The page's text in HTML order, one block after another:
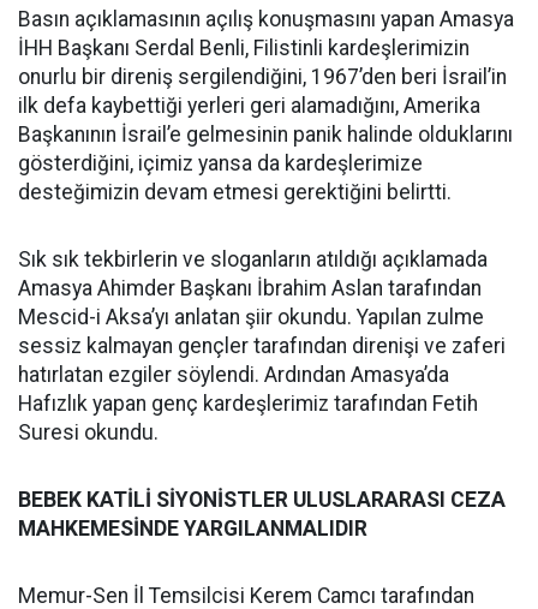
Basın açıklamasının açılış konuşmasını yapan Amasya
İHH Başkanı Serdal Benli, Filistinli kardeşlerimizin
onurlu bir direniş sergilendiğini, 1967’den beri İsrail’in
ilk defa kaybettiği yerleri geri alamadığını, Amerika
Başkanının İsrail’e gelmesinin panik halinde olduklarını
gösterdiğini, içimiz yansa da kardeşlerimize
desteğimizin devam etmesi gerektiğini belirtti.
Sık sık tekbirlerin ve sloganların atıldığı açıklamada
Amasya Ahimder Başkanı İbrahim Aslan tarafından
Mescid-i Aksa’yı anlatan şiir okundu. Yapılan zulme
sessiz kalmayan gençler tarafından direnişi ve zaferi
hatırlatan ezgiler söylendi. Ardından Amasya’da
Hafızlık yapan genç kardeşlerimiz tarafından Fetih
Suresi okundu.
BEBEK KATİLİ SİYONİSTLER ULUSLARARASI CEZA
MAHKEMESİNDE YARGILANMALIDIR
Memur-Sen İl Temsilcisi Kerem Camcı tarafından